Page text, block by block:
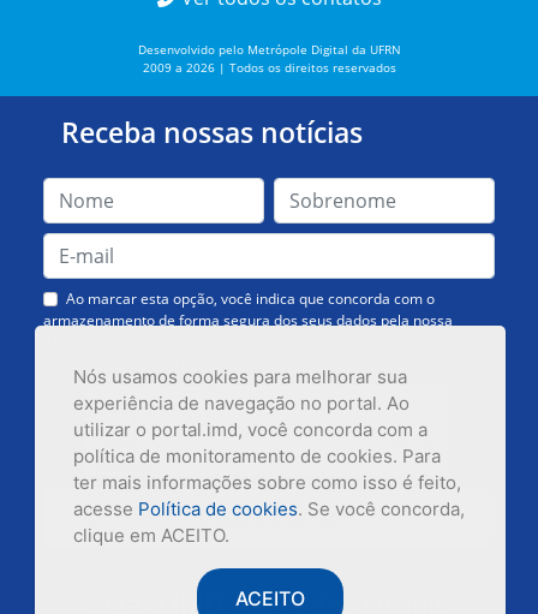
Nós usamos cookies para melhorar sua
experiência de navegação no portal. Ao
utilizar o portal.imd, você concorda com a
política de monitoramento de cookies. Para
ter mais informações sobre como isso é feito,
acesse Política de cookies. Se você concorda,
clique em ACEITO.
ACEITO
Desenvolvido pelo Metrópole Digital da UFRN
2009 a 2026 | Todos os direitos reservados
Receba nossas notícias
Ao marcar esta opção, você indica que concorda com o
armazenamento de forma segura dos seus dados pela nossa
dados ou cancelar o recebimento das mensagens quando quiser.
Inscrever-se
Siga o IMD nas redes sociais